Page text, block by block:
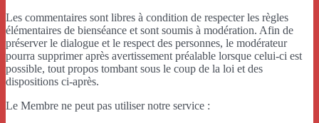
Les commentaires sont libres à condition de respecter les règles
élémentaires de bienséance et sont soumis à modération. Afin de
préserver le dialogue et le respect des personnes, le modérateur
pourra supprimer après avertissement préalable lorsque celui-ci est
possible, tout propos tombant sous le coup de la loi et des
dispositions ci-après.
Le Membre ne peut pas utiliser notre service :